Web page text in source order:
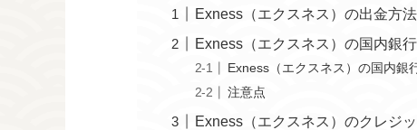
Exness（エクスネス）の出金方
Exness（エクスネス）の国内銀
Exness（エクスネス）の国内銀
注意点
Exness（エクスネス）のクレジ